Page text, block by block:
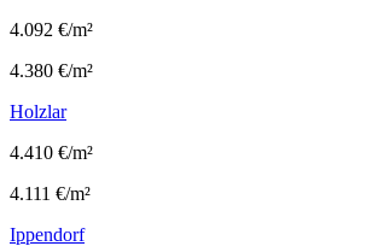
4.092 €/m²
4.380 €/m²
Holzlar
4.410 €/m²
4.111 €/m²
Ippendorf